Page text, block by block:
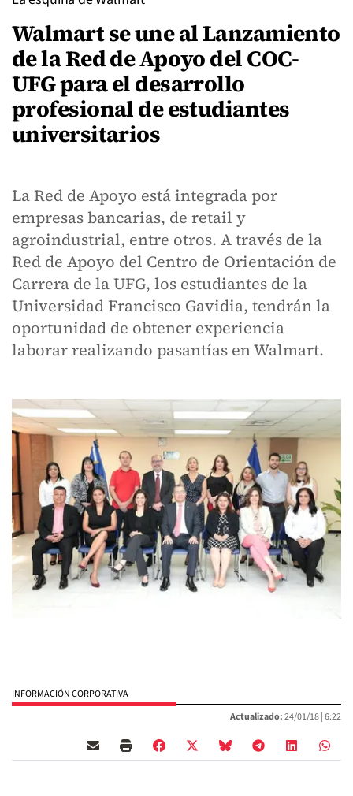
Walmart se une al Lanzamiento
de la Red de Apoyo del COC-
UFG para el desarrollo
profesional de estudiantes
universitarios
La Red de Apoyo está integrada por
empresas bancarias, de retail y
agroindustrial, entre otros. A través de la
Red de Apoyo del Centro de Orientación de
Carrera de la UFG, los estudiantes de la
Universidad Francisco Gavidia, tendrán la
oportunidad de obtener experiencia
laborar realizando pasantías en Walmart.
INFORMACIÓN CORPORATIVA
Actualizado:24/01/18 |6:22